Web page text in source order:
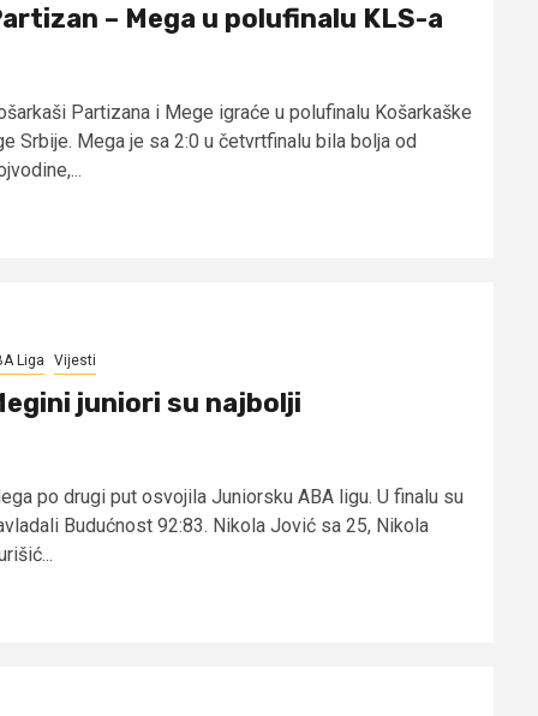
– Mega u polufinalu KLS-a
Partizana i Mege igraće u polufinalu Košarkaške
Srbije. Mega je sa 2:0 u četvrtfinalu bila bolja od
Liga Vijesti
juniori su najbolji
po drugi put osvojila Juniorsku ABA ligu. U finalu su
Budućnost 92:83. Nikola Jović sa 25, Nikola